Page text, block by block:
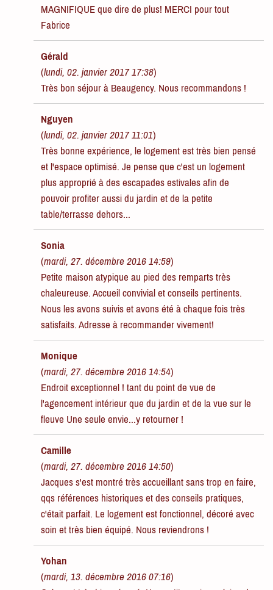
MAGNIFIQUE que dire de plus! MERCI pour tout
Fabrice
Gérald
(lundi, 02. janvier 2017 17:38)
Très bon séjour à Beaugency. Nous recommandons !
Nguyen
(lundi, 02. janvier 2017 11:01)
Très bonne expérience, le logement est très bien pensé
et l'espace optimisé. Je pense que c'est un logement
plus approprié à des escapades estivales afin de
pouvoir profiter aussi du jardin et de la petite
table/terrasse dehors...
Sonia
(mardi, 27. décembre 2016 14:59)
Petite maison atypique au pied des remparts très
chaleureuse. Accueil convivial et conseils pertinents.
Nous les avons suivis et avons été à chaque fois très
satisfaits. Adresse à recommander vivement!
Monique
(mardi, 27. décembre 2016 14:54)
Endroit exceptionnel ! tant du point de vue de
l'agencement intérieur que du jardin et de la vue sur le
fleuve Une seule envie...y retourner !
Camille
(mardi, 27. décembre 2016 14:50)
Jacques s'est montré très accueillant sans trop en faire,
qqs références historiques et des conseils pratiques,
c'était parfait. Le logement est fonctionnel, décoré avec
soin et très bien équipé. Nous reviendrons !
Yohan
(mardi, 13. décembre 2016 07:16)